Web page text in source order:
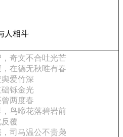
人相斗
奇文不合吐光芒
在德无秋唯有春
爱竹深
铄金光
两度春
鸟啼花落碧岩前
覆
司马温公不贵枭